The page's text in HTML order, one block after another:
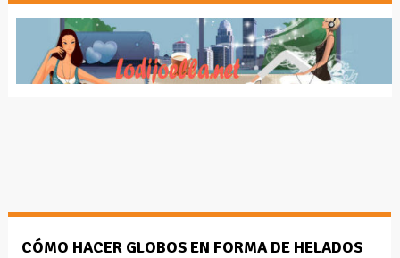
CÓMO HACER GLOBOS EN FORMA DE HELADOS